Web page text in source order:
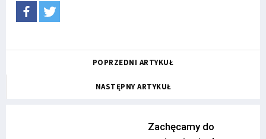
POPRZEDNI ARTYKUŁ
NASTĘPNY ARTYKUŁ
Zachęcamy do